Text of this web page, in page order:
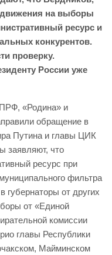
на выборы
ресурс и
конкурентов.
проверку.
России уже
«Родина» и
обращение в
Путина и главы ЦИК
заявляют, что
ресурс при
фильтра
губернаторы от других
от «Единой
комиссии
главы Республики
Майминском